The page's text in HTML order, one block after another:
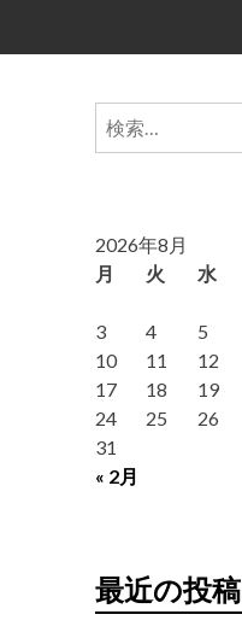
検
2026年8月
月
火 水
« 2月
3
4 5
10
11 12
17
18 19
24
25 26
31
最近の投稿